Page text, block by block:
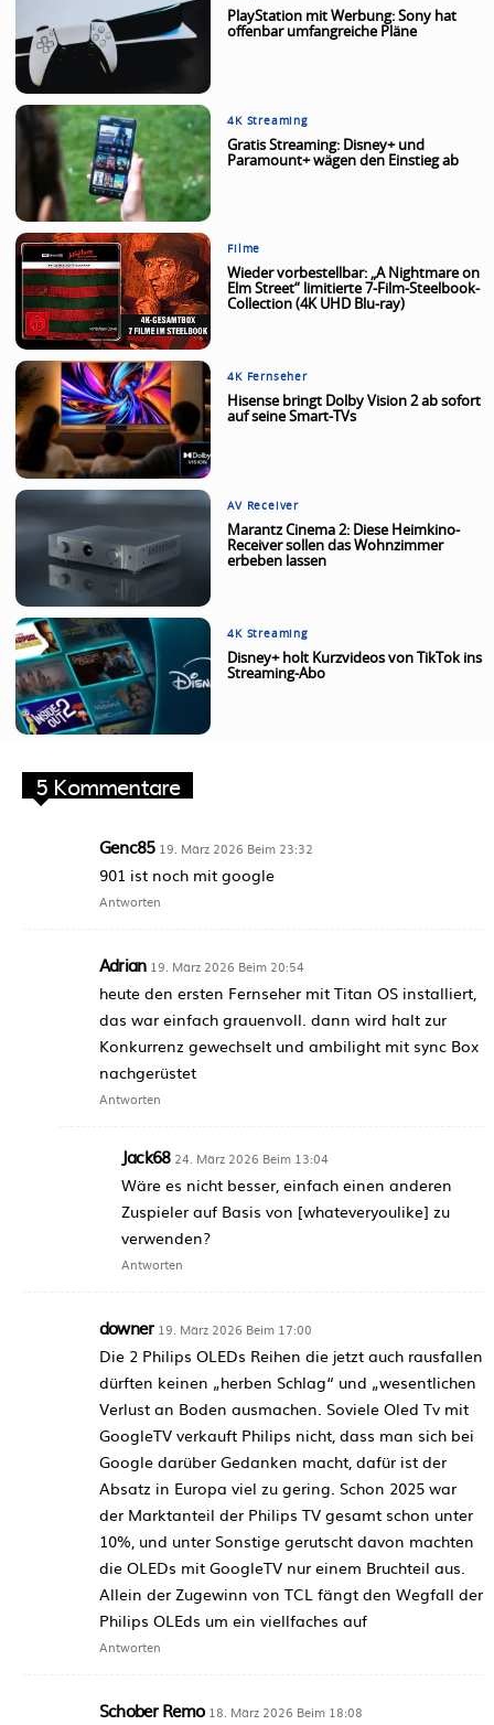
PlayStation mit Werbung: Sony hat
offenbar umfangreiche Pläne
4K Streaming
Gratis Streaming: Disney+ und
Paramount+ wägen den Einstieg ab
Filme
Wieder vorbestellbar: „A Nightmare on
Elm Street“ limitierte 7-Film-Steelbook-
Collection (4K UHD Blu-ray)
4K Fernseher
Hisense bringt Dolby Vision 2 ab sofort
auf seine Smart-TVs
AV Receiver
Marantz Cinema 2: Diese Heimkino-
Receiver sollen das Wohnzimmer
erbeben lassen
4K Streaming
Disney+ holt Kurzvideos von TikTok ins
Streaming-Abo
5 Kommentare
Genc85 19. März 2026 Beim 23:32
901 ist noch mit google
Antworten
Adrian 19. März 2026 Beim 20:54
heute den ersten Fernseher mit Titan OS installiert,
das war einfach grauenvoll. dann wird halt zur
Konkurrenz gewechselt und ambilight mit sync Box
nachgerüstet
Antworten
Jack68 24. März 2026 Beim 13:04
Wäre es nicht besser, einfach einen anderen
Zuspieler auf Basis von [whateveryoulike] zu
verwenden?
Antworten
downer 19. März 2026 Beim 17:00
Die 2 Philips OLEDs Reihen die jetzt auch rausfallen
dürften keinen „herben Schlag“ und „wesentlichen
Verlust an Boden ausmachen. Soviele Oled Tv mit
GoogleTV verkauft Philips nicht, dass man sich bei
Google darüber Gedanken macht, dafür ist der
Absatz in Europa viel zu gering. Schon 2025 war
der Marktanteil der Philips TV gesamt schon unter
10%, und unter Sonstige gerutscht davon machten
die OLEDs mit GoogleTV nur einem Bruchteil aus.
Allein der Zugewinn von TCL fängt den Wegfall der
Philips OLEds um ein viellfaches auf
Antworten
Schober Remo 18. März 2026 Beim 18:08